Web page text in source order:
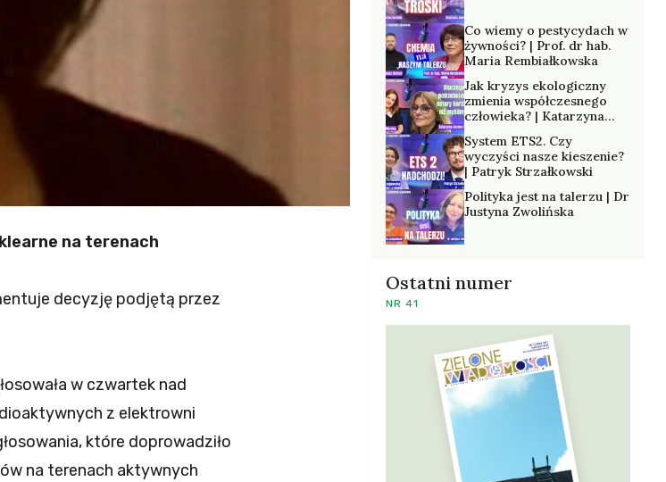
na terenach
decyzję podjętą przez
w czwartek nad
z elektrowni
które doprowadziło
na terenach aktywnych
Co wiemy o pestycydach w
żywności? | Prof. dr hab.
Maria Rembiałkowska
Jak kryzys ekologiczny
zmienia współczesnego
człowieka? | Katarzyna
System ETS2. Czy
wyczyści nasze kieszenie?
| Patryk Strzałkowski
Polityka jest na talerzu | Dr
Justyna Zwolińska
Ostatni numer
NR 41